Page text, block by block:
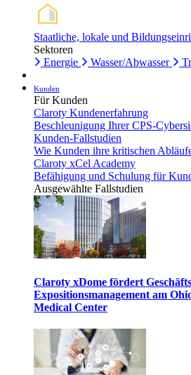
Staatliche, lokale und
Sektoren
Energie
Wasser/Abwasser
Kunden
Für Kunden
Claroty Kundenerfahrung
Beschleunigung Ihrer CPS-
Kunden-Fallstudien
Wie Kunden ihre kritischen
Claroty xCel Academy
Befähigung und Schulung für
Ausgewählte Fallstudien
Claroty xDome fördert
Expositionsmanagement am
Medical Center